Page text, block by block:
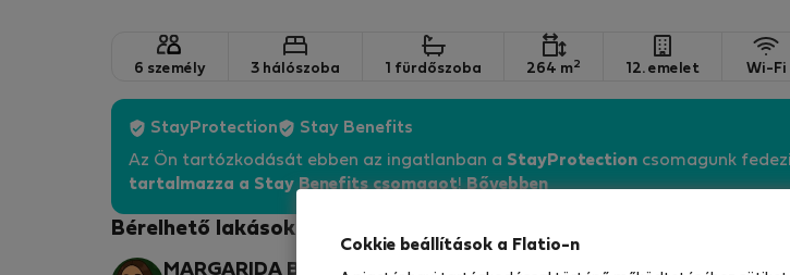
6 személy 3 hálószoba 1 fürdőszoba 264 m2 12. emelet Wi-Fi
StayProtection Stay Benefits
Az Ön tartózkodását ebben az ingatlanban a StayProtection csomagunk
tartalmazza a Stay Benefits csomagot!Bővebben
Bérelhető lakások - Algés
MARGARIDA B.
Cokkie beállítások a Flatio-n